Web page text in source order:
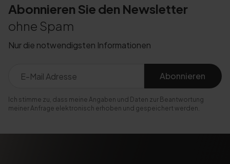
Abonnieren Sie den Newsletter
ohne Spam
Nur die notwendigsten Informationen
Abonnieren
Ich stimme zu, dass meine Angaben und Daten zur Beantwortung
meiner Anfrage elektronisch erhoben und gespeichert werden.